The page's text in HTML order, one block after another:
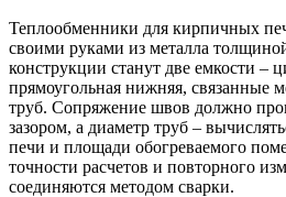
Теплообменники для кирпичных
своими руками из металла
конструкции станут две емкости –
прямоугольная нижняя, связанные
труб. Сопряжение швов должно
зазором, а диаметр труб –
печи и площади обогреваемого
точности расчетов и повторного
соединяются методом сварки.